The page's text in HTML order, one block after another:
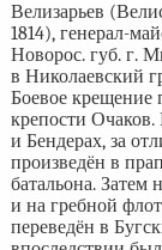
Велизарьев
1814), генерал-
Новорос. губ. г.
в Николаевский
Боевое крещение
крепости Очаков.
и Бендерах, за
произведён в
батальона. Затем
и на гребной
переведён в